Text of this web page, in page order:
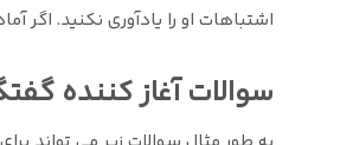
اشتباهات او را یادآوری نکنید. اگر
سوالات آغاز کننده